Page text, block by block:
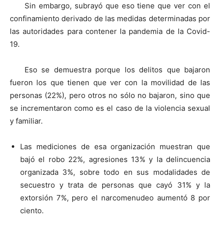
Sin embargo, subrayó que eso tiene que ver con el
confinamiento derivado de las medidas determinadas por
las autoridades para contener la pandemia de la Covid-
19.
Eso se demuestra porque los delitos que bajaron
fueron los que tienen que ver con la movilidad de las
personas (22%), pero otros no sólo no bajaron, sino que
se incrementaron como es el caso de la violencia sexual
y familiar.
Las mediciones de esa organización muestran que
bajó el robo 22%, agresiones 13% y la delincuencia
organizada 3%, sobre todo en sus modalidades de
secuestro y trata de personas que cayó 31% y la
extorsión 7%, pero el narcomenudeo aumentó 8 por
ciento.